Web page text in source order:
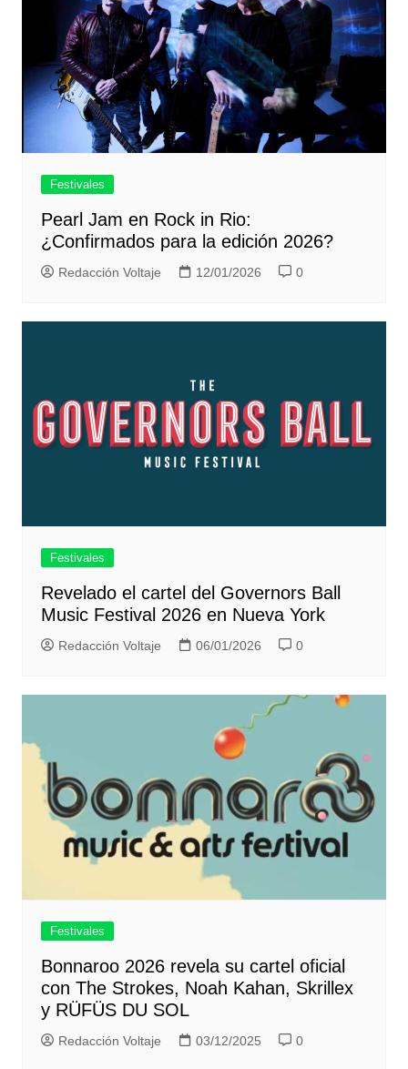
Festivales
Pearl Jam en Rock in Rio:
¿Confirmados para la edición 2026?
Redacción Voltaje 12/01/2026 0
Festivales
Revelado el cartel del Governors Ball
Music Festival 2026 en Nueva York
Redacción Voltaje 06/01/2026 0
Festivales
Bonnaroo 2026 revela su cartel oficial
con The Strokes, Noah Kahan, Skrillex
y RÜFÜS DU SOL
Redacción Voltaje 03/12/2025 0